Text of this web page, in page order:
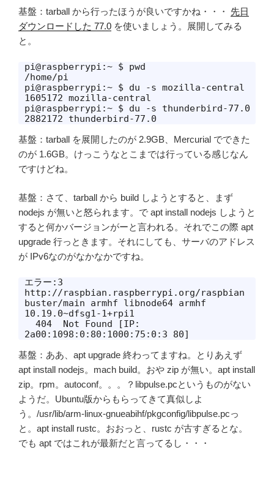
基盤：tarball から行ったほうが良いですかね・・・ 先日
ダウンロードした 77.0 を使いましょう。展開してみる
と。
pi@raspberrypi:~ $ pwd
/home/pi
pi@raspberrypi:~ $ du -s mozilla-central
1605172	mozilla-central
pi@raspberrypi:~ $ du -s thunderbird-77.0
2882172	thunderbird-77.0
基盤：tarball を展開したのが 2.9GB、Mercurial でできた
のが 1.6GB。けっこうなとこまでは行っている感じなん
ですけどね。
基盤：さて、tarball から build しようとすると、まず
nodejs が無いと怒られます。で apt install nodejs しようと
すると何かバージョンがーと言われる。それでこの際 apt
upgrade 行っときます。それにしても、サーバのアドレス
が IPv6なのがなかなかですね。
エラー:3
http://raspbian.raspberrypi.org/raspbian
buster/main armhf libnode64 armhf
10.19.0~dfsg1-1+rpi1
2a00:1098:0:80:1000:75:0:3 80]
基盤：ああ、apt upgrade 終わってますね。とりあえず
apt install nodejs。mach build。おや zip が無い。apt install
zip。rpm。autoconf。。。？libpulse.pcというものがない
ようだ。Ubuntu版からもらってきて真似しよ
う。/usr/lib/arm-linux-gnueabihf/pkgconfig/libpulse.pcっ
と。apt install rustc。おおっと、rustc が古すぎるとな。
でも apt ではこれが最新だと言ってるし・・・